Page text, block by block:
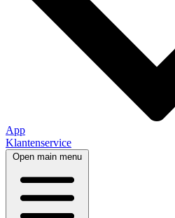
App
Klantenservice
Open main menu